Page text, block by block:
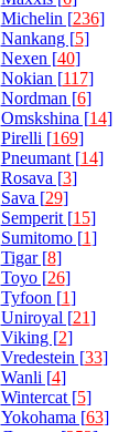
Michelin [236]
Nankang [5]
Nexen [40]
Nokian [117]
Nordman [6]
Omskshina [14]
Pirelli [169]
Pneumant [14]
Rosava [3]
Sava [29]
Semperit [15]
Sumitomo [1]
Tigar [8]
Toyo [26]
Tyfoon [1]
Uniroyal [21]
Viking [2]
Vredestein [33]
Wanli [4]
Wintercat [5]
Yokohama [63]